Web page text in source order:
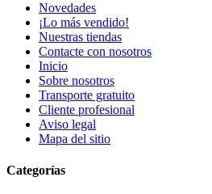
Novedades
¡Lo más vendido!
Nuestras tiendas
Contacte con nosotros
Inicio
Sobre nosotros
Transporte gratuito
Cliente profesional
Aviso legal
Mapa del sitio
Categorías